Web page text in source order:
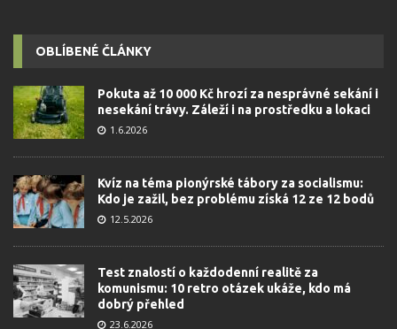
OBLÍBENÉ ČLÁNKY
Pokuta až 10 000 Kč hrozí za nesprávné sekání i
nesekání trávy. Záleží i na prostředku a lokaci
1.6.2026
Kvíz na téma pionýrské tábory za socialismu:
Kdo je zažil, bez problému získá 12 ze 12 bodů
12.5.2026
Test znalostí o každodenní realitě za
komunismu: 10 retro otázek ukáže, kdo má
dobrý přehled
23.6.2026